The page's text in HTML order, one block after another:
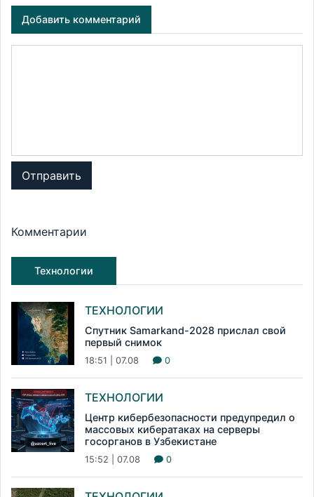
Добавить комментарий
Отправить
Комментарии
Технологии
ТЕХНОЛОГИИ
Спутник Samarkand-2028 прислал свой
первый снимок
18:51 | 07.08 0
ТЕХНОЛОГИИ
Центр кибербезопасности предупредил о
массовых кибератаках на серверы
госорганов в Узбекистане
15:52 | 07.08 0